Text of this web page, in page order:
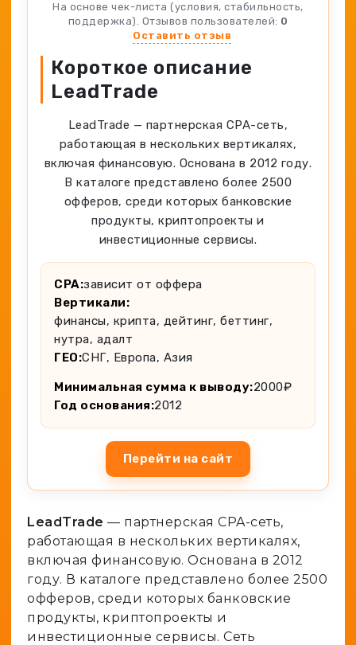
Адалт
Spy-сервисы
Аккаунты
Проверка анонимности
Конвертер cookies
Генератор личности
На основе чек-листа (условия, стабильность,
поддержка). Отзывов пользователей: 0
Оставить отзыв
Короткое описание
LeadTrade
LeadTrade — партнерская CPA-сеть,
работающая в нескольких вертикалях,
включая финансовую. Основана в 2012 году.
В каталоге представлено более 2500
офферов, среди которых банковские
продукты, криптопроекты и
инвестиционные сервисы.
CPA:зависит от оффера
Вертикали:
финансы, крипта, дейтинг, беттинг,
нутра, адалт
ГЕО:СНГ, Европа, Азия
Минимальная сумма к выводу:2000₽
Год основания:2012
Перейти на сайт
LeadTrade — партнерская CPA-сеть,
работающая в нескольких вертикалях,
включая финансовую. Основана в 2012
году. В каталоге представлено более 2500
офферов, среди которых банковские
продукты, криптопроекты и
инвестиционные сервисы. Сеть